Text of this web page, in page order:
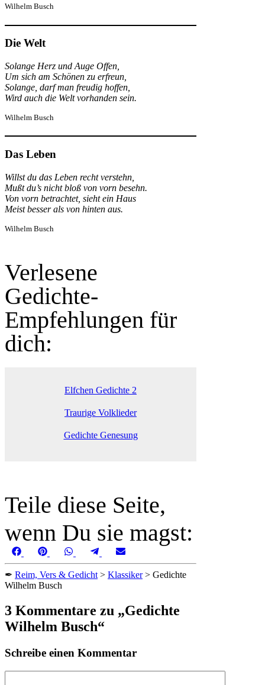
Wilhelm Busch
Die Welt
Solange Herz und Auge Offen,
Um sich am Schönen zu erfreun,
Solange, darf man freudig hoffen,
Wird auch die Welt vorhanden sein.
Wilhelm Busch
Das Leben
Willst du das Leben recht verstehn,
Mußt du’s nicht bloß von vorn besehn.
Von vorn betrachtet, sieht ein Haus
Meist besser als von hinten aus.
Wilhelm Busch
Verlesene
Gedichte-
Empfehlungen für
dich:
Elfchen Gedichte 2
Traurige Volklieder
Gedichte Genesung
Teile diese Seite,
wenn Du sie magst:
Share
on
FacebookShare
on
Pinterest Share
on
WhatsAppShare
on
TelegramShare
on
✒ Reim, Vers & Gedicht > Klassiker> Gedichte
Wilhelm Busch
3 Kommentare zu „Gedichte
Wilhelm Busch“
Schreibe einen Kommentar